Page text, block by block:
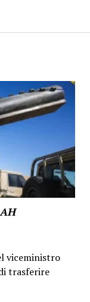
viceministro
trasferire